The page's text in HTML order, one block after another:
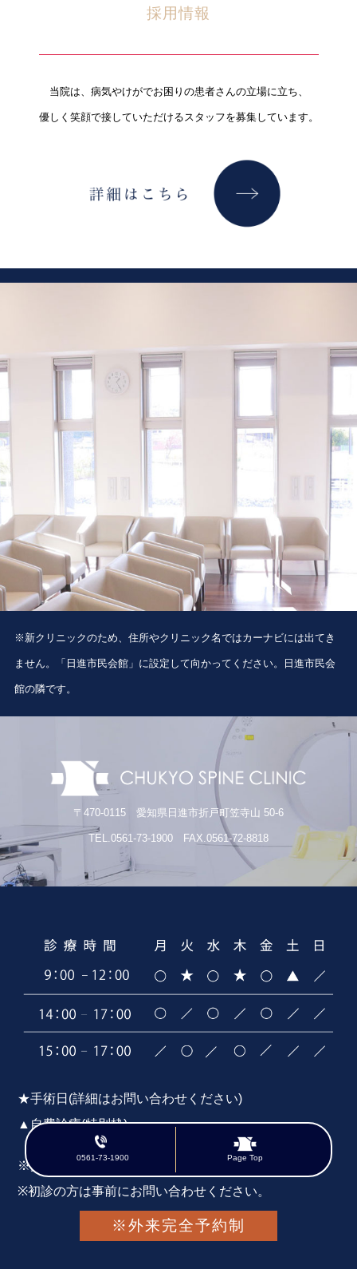
採用情報
当院は、病気やけがでお困りの患者さんの立場に立ち、
優しく笑顔で接していただけるスタッフを募集しています。
※新クリニックのため、住所やクリニック名ではカーナビには出てき
ません。「日進市民会館」に設定して向かってください。日進市民会
館の隣です。
〒470-0115 愛知県日進市折戸町笠寺山 50-6
TEL.0561-73-1900 FAX.0561-72-8818
★手術日(詳細はお問い合わせください)
▲自費診療(特別枠)
※受付時間は診療時間の30分前です。
※初診の方は事前にお問い合わせください。
※外来完全予約制
0561-73-1900 Page Top